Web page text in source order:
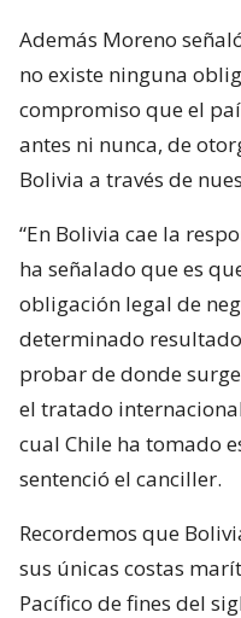
Además Moreno
no existe ninguna
compromiso que el
antes ni nunca, de
Bolivia a través de
“En Bolivia cae la
ha señalado que es
obligación legal de
determinado
probar de donde
el tratado
cual Chile ha tomado
sentenció el canciller.
Recordemos que
sus únicas costas
Pacífico de fines del